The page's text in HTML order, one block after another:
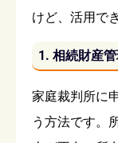
けど、活用で
1. 相続財産
家庭裁判所に
う方法です。